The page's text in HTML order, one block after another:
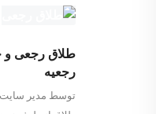
طلاق رجعی و
رجعیه
توسط مدیر سایت